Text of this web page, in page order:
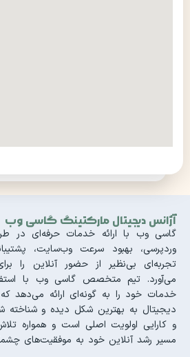
آژانس دیجیتال مارکتینگ گاسی وب
گاسی وب با ارائه خدمات حرفه‌ای در
وردپرسی، بهبود سرعت وب‌سایت،
تجربه‌ای بی‌نظیر از حضور آنلاین را
می‌آورد. تیم متخصص گاسی وب با
خدمات خود را به گونه‌ای ارائه می‌دهد
دیجیتال به بهترین شکل دیده و
و کارایی اولویت اصلی است و همواره
مسیر رشد آنلاین خود به موفقیت‌های